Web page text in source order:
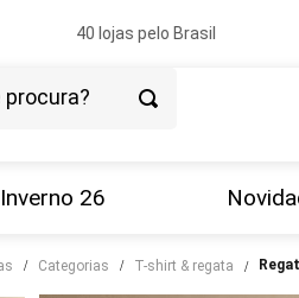
40 lojas pelo Brasil
Inverno 26
categorias t-shirt & regata